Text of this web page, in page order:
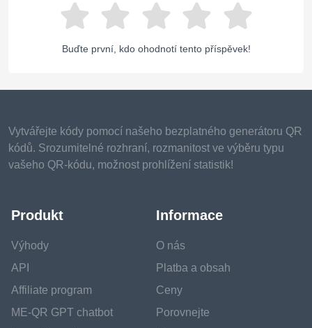
Buďte první, kdo ohodnotí tento příspěvek!
Vytvářejte kódy pomocí našeho bezplatného generátoru QR
kódů. Srozumitelné rozhraní, rozmanitost ve výběru typu
vašeho QR-kódu, možnost prohlížení statistik!
Produkt
Výhody
API
Affiliate program
ME-QR GPT chatbot
Informace
O nás
Platba a obsah
Ceny
Porovnejte